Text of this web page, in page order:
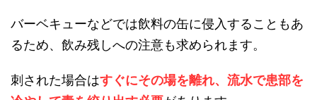
バーベキューなどでは飲料の缶に侵入することもあ
るため、飲み残しへの注意も求められます。
刺された場合はすぐにその場を離れ、流水で患部を